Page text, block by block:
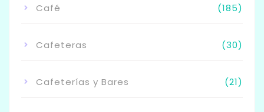
Café (185)
Cafeteras (30)
Cafeterías y Bares (21)